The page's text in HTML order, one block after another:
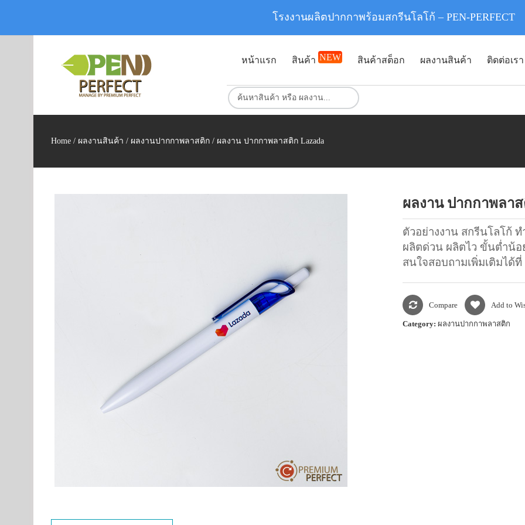
หน้าแรก สินค้า NEW สินค้าสต็อก ผลงานสินค้า ติดต่อเรา
Home / ผลงานสินค้า / ผลงานปากกาพลาสติก / ผลงาน ปากกาพลาสติก Lazada
ผลงาน ปากกาพลาส
ตัวอย่างงาน สกรีนโลโก้
ผลิตด่วน ผลิตไว ขั้นต่ำน้อ
สนใจสอบถามเพิ่มเติมได้ที่
Compare Add to
Category: ผลงานปากกาพลาสติก
โรงงานผลิตปากกาพร้อมสกรีนโลโก้ – PEN-PERFECT